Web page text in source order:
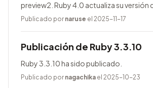
preview2. Ruby 4.0 actualiza su versión
17.0.0, entre otras novedades.
Publicado por naruse el 2025-11-17
Publicación de Ruby 3.3.10
Ruby 3.3.10 ha sido publicado.
Publicado por nagachika el 2025-10-23